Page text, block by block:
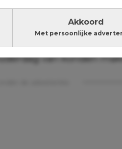
Akkoord
Met persoonlijke
ook zeven kinderen”,
‘We gaan iets voor
hebben geen
dat het tijd was voor
van konden